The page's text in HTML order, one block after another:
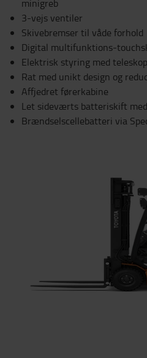
minigreb
3-vejs ventiler
Skivebremser til våde forhold
Digital multifunktions-
Elektrisk styring med
Rat med unikt design og
Affjedret førerkabine
Let sideværts batteriskift
Brændselscellebatteri via